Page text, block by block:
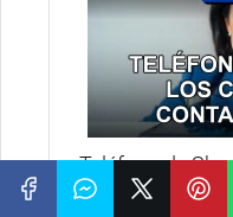
Teléfono de Sky